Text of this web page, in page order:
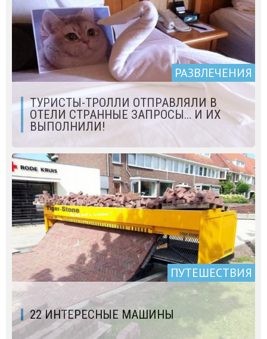
РАЗВЛЕЧЕНИЯ
ТУРИСТЫ-ТРОЛЛИ ОТПРАВЛЯЛИ В
ОТЕЛИ СТРАННЫЕ ЗАПРОСЫ… И ИХ
ВЫПОЛНИЛИ!
ПУТЕШЕСТВИЯ
22 ИНТЕРЕСНЫЕ МАШИНЫ